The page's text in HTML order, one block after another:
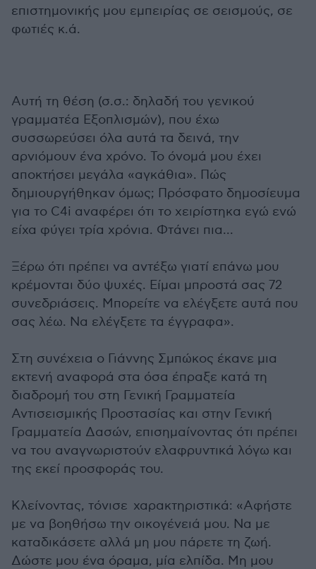
επιστημονικής μου εμπειρίας σε σεισμούς, σε
φωτιές κ.ά.
Αυτή τη θέση (σ.σ.: δηλαδή του γενικού
γραμματέα Εξοπλισμών), που έχω
συσσωρεύσει όλα αυτά τα δεινά, την
αρνιόμουν ένα χρόνο. Το όνομά μου έχει
αποκτήσει μεγάλα «αγκάθια». Πώς
δημιουργήθηκαν όμως; Πρόσφατο δημοσίευμα
για το C4i αναφέρει ότι το χειρίστηκα εγώ ενώ
είχα φύγει τρία χρόνια. Φτάνει πια...
Ξέρω ότι πρέπει να αντέξω γιατί επάνω μου
κρέμονται δύο ψυχές. Είμαι μπροστά σας 72
συνεδριάσεις. Μπορείτε να ελέγξετε αυτά που
σας λέω. Να ελέγξετε τα έγγραφα».
Στη συνέχεια ο Γιάννης Σμπώκος έκανε μια
εκτενή αναφορά στα όσα έπραξε κατά τη
διαδρομή του στη Γενική Γραμματεία
Αντισεισμικής Προστασίας και στην Γενική
Γραμματεία Δασών, επισημαίνοντας ότι πρέπει
να του αναγνωριστούν ελαφρυντικά λόγω και
της εκεί προσφοράς του.
Κλείνοντας, τόνισε χαρακτηριστικά: «Αφήστε
με να βοηθήσω την οικογένειά μου. Να με
καταδικάσετε αλλά μη μου πάρετε τη ζωή.
Δώστε μου ένα όραμα, μία ελπίδα. Μη μου